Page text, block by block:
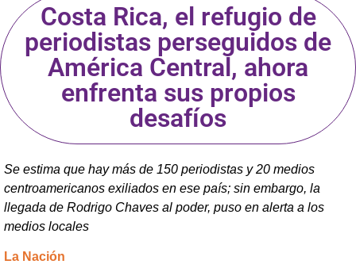
Costa Rica, el refugio de
periodistas perseguidos de
América Central, ahora
enfrenta sus propios
desafíos
Se estima que hay más de 150 periodistas y 20 medios
centroamericanos exiliados en ese país; sin embargo, la
llegada de Rodrigo Chaves al poder, puso en alerta a los
medios locales
La Nación